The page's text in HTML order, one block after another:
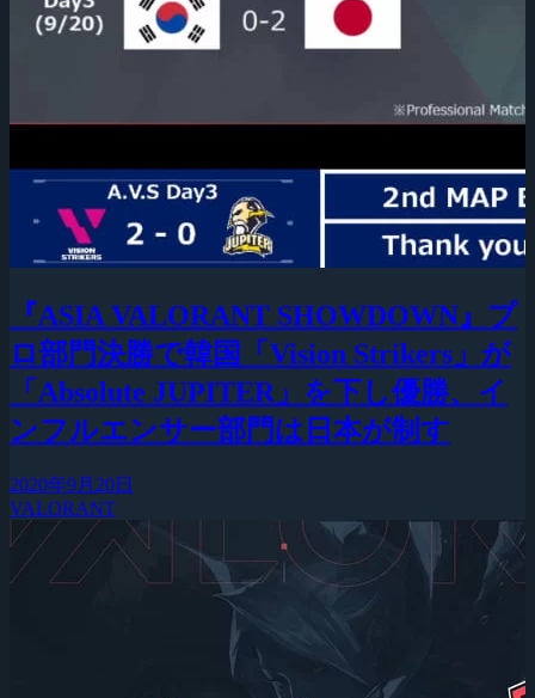
『ASIA VALORANT SHOWDOWN』プ
ロ部門決勝で韓国「Vision Strikers」が
「Absolute JUPITER」を下し優勝、イ
ンフルエンサー部門は日本が制す
2020年9月20日
VALORANT